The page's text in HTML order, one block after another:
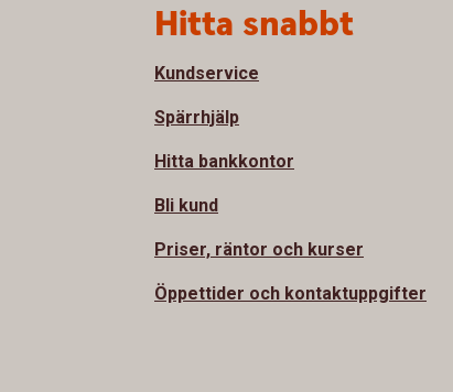
Hitta snabbt
Kundservice
Spärrhjälp
Hitta bankkontor
Bli kund
Priser, räntor och kurser
Öppettider och kontaktuppgifter